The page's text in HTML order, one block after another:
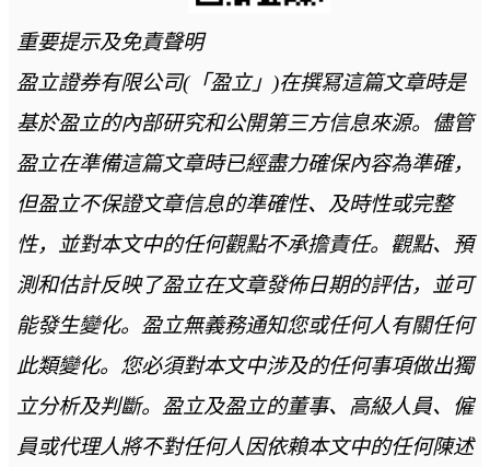
重要提示及免責聲明
盈立證券有限公司(「盈立」)在撰冩這篇文章時是
基於盈立的內部研究和公開第三方信息來源。儘管
盈立在準備這篇文章時已經盡力確保內容為準確，
但盈立不保證文章信息的準確性、及時性或完整
性，並對本文中的任何觀點不承擔責任。觀點、預
測和估計反映了盈立在文章發佈日期的評估，並可
能發生變化。盈立無義務通知您或任何人有關任何
此類變化。您必須對本文中涉及的任何事項做出獨
立分析及判斷。盈立及盈立的董事、高級人員、僱
員或代理人將不對任何人因依賴本文中的任何陳述